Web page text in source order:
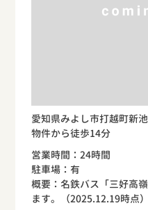
愛知県みよし市打越町新
物件から徒歩14分
営業時間：24時間
駐車場：有
概要：名鉄バス「三好高
ます。（2025.12.19時点）